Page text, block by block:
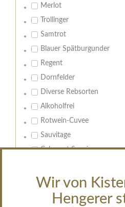
Wir von
Hengerer
Merlot
Trollinger
Samtrot
Blauer Spätburgunder
Regent
Dornfelder
Diverse Rebsorten
Alkoholfrei
Rotwein-Cuvee
Sauvitage
Cabernet Sauvignon
Geschmack:
trocken
feinherb